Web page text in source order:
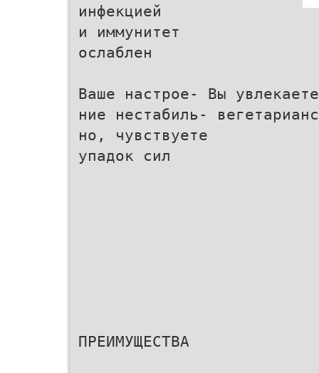
инфекцией
и иммунитет
ослаблен
Ваше настрое- Вы
ние нестабиль-
но, чувствуете
упадок сил
ПРЕИМУЩЕСТВА